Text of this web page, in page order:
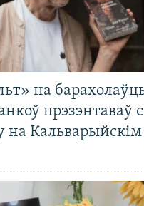
на
прэзэнтаваў
на